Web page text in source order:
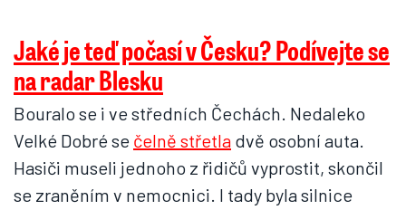
Jaké je teď počasí v Česku? Podívejte se
na radar Blesku
Bouralo se i ve středních Čechách. Nedaleko
Velké Dobré se čelně střetla dvě osobní auta.
Hasiči museli jednoho z řidičů vyprostit, skončil
se zraněním v nemocnici. I tady byla silnice